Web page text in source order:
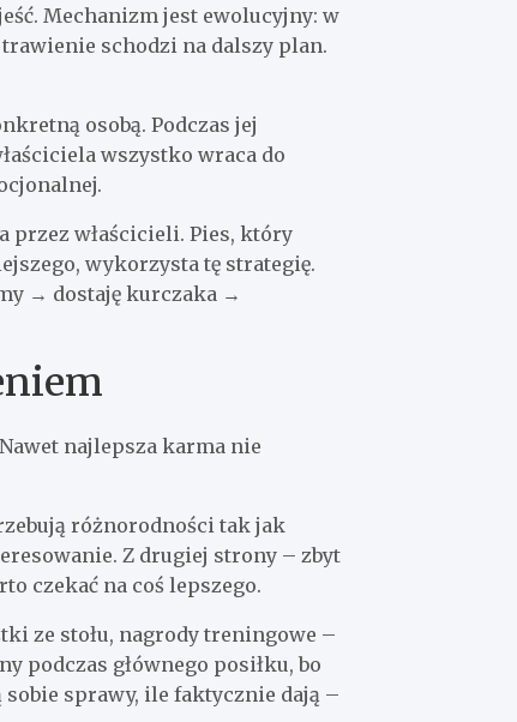
Mechanizm jest ewolucyjny: w
schodzi na dalszy plan.
osobą. Podczas jej
wszystko wraca do
przez właścicieli. Pies, który
wykorzysta tę strategię.
→ dostaję kurczaka →
najlepsza karma nie
różnorodności tak jak
Z drugiej strony – zbyt
czekać na coś lepszego.
ze stołu, nagrody treningowe –
podczas głównego posiłku, bo
sobie sprawy, ile faktycznie dają –